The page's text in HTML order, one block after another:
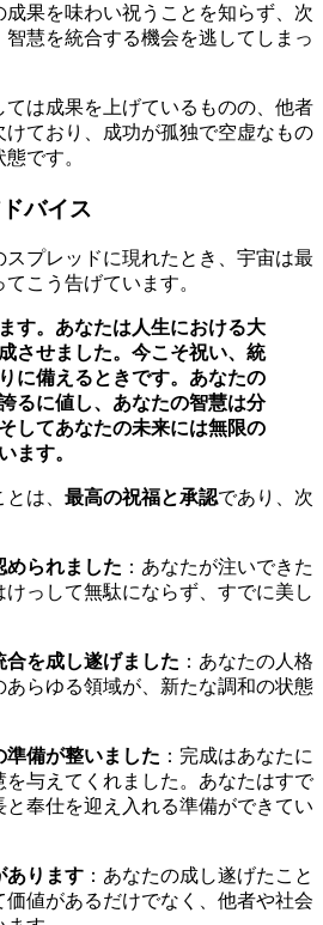
成果を味わい祝うことを知らず、次
慧を統合する機会を逃してしまっ
ては成果を上げているものの、他者
ており、成功が孤独で空虚なもの
です。
バイス
プレッドに現れたとき、宇宙は最
こう告げています。
す。あなたは人生における大
させました。今こそ祝い、統
に備えるときです。あなたの
るに値し、あなたの智慧は分
してあなたの未来には無限の
ます。
は、 最高の祝福と承認であり、次
められました ：あなたが注いできた
っして無駄にならず、すでに美し
を成し遂げました ：あなたの人格
らゆる領域が、新たな調和の状態
準備が整いました ：完成はあなたに
与えてくれました。あなたはすで
奉仕を迎え入れる準備ができてい
あります ：あなたの成し遂げたこと
値があるだけでなく、他者や社会